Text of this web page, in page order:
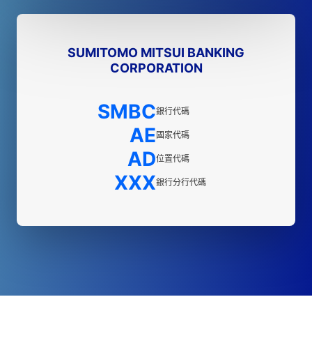
SUMITOMO MITSUI BANKING
CORPORATION
SMBC銀行代碼
AE國家代碼
AD位置代碼
XXX銀行分行代碼